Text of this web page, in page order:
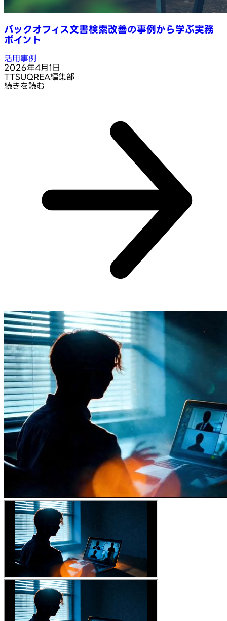
バックオフィス文書検索改善の事例から学ぶ実務
ポイント
活用事例
2026年4月1日
TTSUQREA編集部
続きを読む